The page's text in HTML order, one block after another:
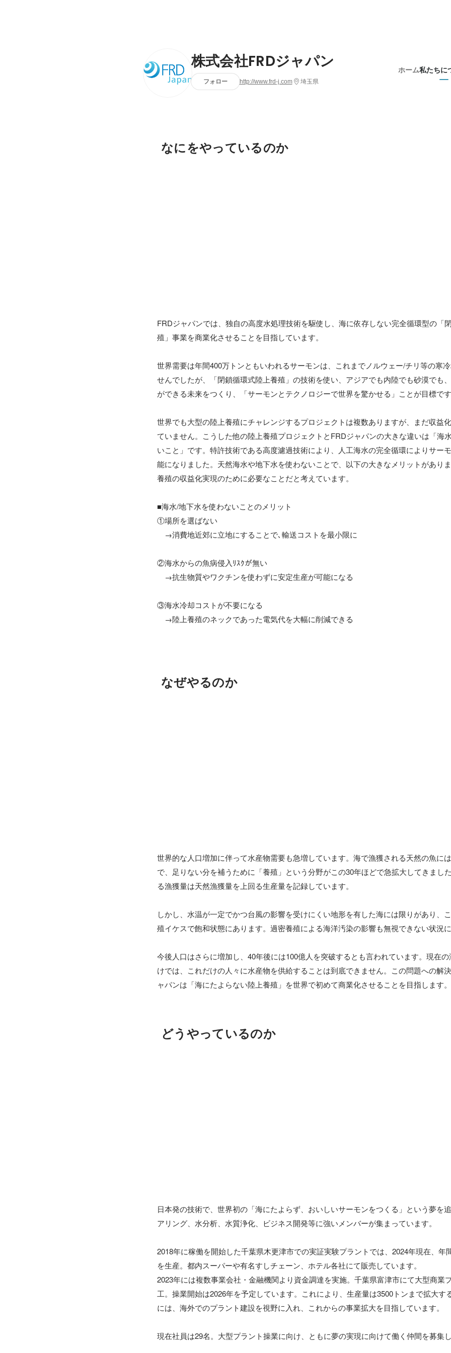
株式会社FRDジャパン
フォロー http://www.frd-j.com 埼玉県
ホーム私たちに
なにをやっているのか
FRDジャパンでは、独自の高度水処理技術を駆使し、海に依存しない完全循環型の「
殖」事業を商業化させることを目指しています。
世界需要は年間400万トンともいわれるサーモンは、これまでノルウェー/チリ等の寒
せんでしたが、「閉鎖循環式陸上養殖」の技術を使い、アジアでも内陸でも砂漠でも
ができる未来をつくり、「サーモンとテクノロジーで世界を驚かせる」ことが目標です
世界でも大型の陸上養殖にチャレンジするプロジェクトは複数ありますが、まだ収益
ていません。こうした他の陸上養殖プロジェクトとFRDジャパンの大きな違いは「海
いこと」です。特許技術である高度濾過技術により、人工海水の完全循環によりサー
能になりました。天然海水や地下水を使わないことで、以下の大きなメリットがあり
養殖の収益化実現のために必要なことだと考えています。
■海水/地下水を使わないことのメリット
①場所を選ばない
→消費地近郊に立地にすることで､輸送コストを最小限に
②海水からの魚病侵入ﾘｽｸが無い
→抗生物質やワクチンを使わずに安定生産が可能になる
③海水冷却コストが不要になる
→陸上養殖のネックであった電気代を大幅に削減できる
なぜやるのか
世界的な人口増加に伴って水産物需要も急増しています。海で漁獲される天然の魚に
で、足りない分を補うために「養殖」という分野がこの30年ほどで急拡大してきまし
る漁獲量は天然漁獲量を上回る生産量を記録しています。
しかし、水温が一定でかつ台風の影響を受けにくい地形を有した海には限りがあり、
殖イケスで飽和状態にあります。過密養殖による海洋汚染の影響も無視できない状況に
今後人口はさらに増加し、40年後には100億人を突破するとも言われています。現在
けでは、これだけの人々に水産物を供給することは到底できません。この問題への解
ャパンは「海にたよらない陸上養殖」を世界で初めて商業化させることを目指します。
どうやっているのか
日本発の技術で、世界初の「海にたよらず、おいしいサーモンをつくる」という夢を
アリング、水分析、水質浄化、ビジネス開発等に強いメンバーが集まっています。
2018年に稼働を開始した千葉県木更津市での実証実験プラントでは、2024年現在、年
を生産。都内スーパーや有名すしチェーン、ホテル各社にて販売しています。
2023年には複数事業会社・金融機関より資金調達を実施。千葉県富津市にて大型商業
工。操業開始は2026年を予定しています。これにより、生産量は3500トンまで拡大す
には、海外でのプラント建設を視野に入れ、これからの事業拡大を目指しています。
現在社員は29名。大型プラント操業に向け、ともに夢の実現に向けて働く仲間を募集